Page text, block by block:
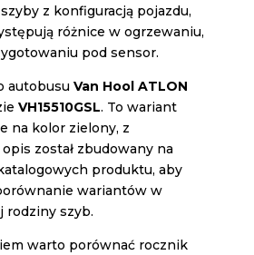
z konfiguracją pojazdu,
różnice w ogrzewaniu,
pod sensor.
autobusu Van Hool ATLON
VH15510GSL. To wariant
na kolor zielony, z
został zbudowany na
produktu, aby
wariantów w
rodziny szyb.
warto porównać rocznik